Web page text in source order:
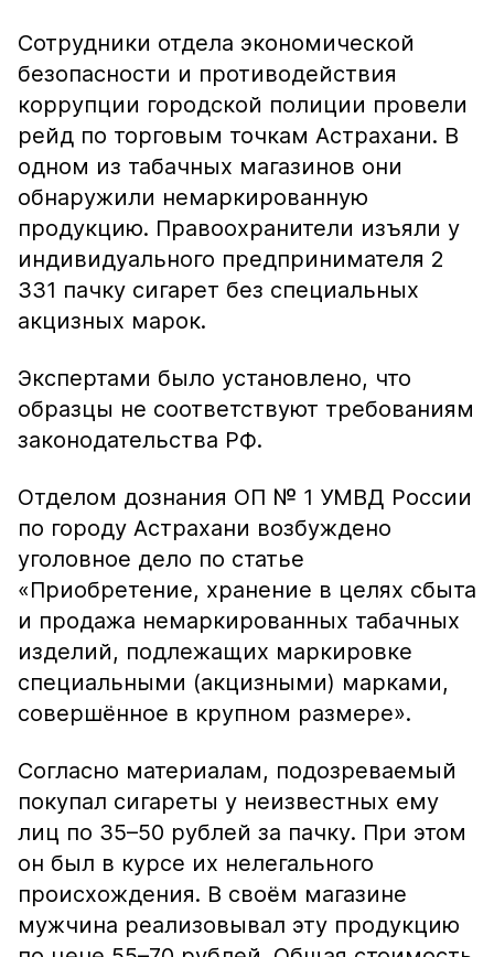
Сотрудники отдела экономической
безопасности и противодействия
коррупции городской полиции провели
рейд по торговым точкам Астрахани. В
одном из табачных магазинов они
обнаружили немаркированную
продукцию. Правоохранители изъяли у
индивидуального предпринимателя 2
331 пачку сигарет без специальных
акцизных марок.
Экспертами было установлено, что
образцы не соответствуют требованиям
законодательства РФ.
Отделом дознания ОП № 1 УМВД России
по городу Астрахани возбуждено
уголовное дело по статье
«Приобретение, хранение в целях сбыта
и продажа немаркированных табачных
изделий, подлежащих маркировке
специальными (акцизными) марками,
совершённое в крупном размере».
Согласно материалам, подозреваемый
покупал сигареты у неизвестных ему
лиц по 35–50 рублей за пачку. При этом
он был в курсе их нелегального
происхождения. В своём магазине
мужчина реализовывал эту продукцию